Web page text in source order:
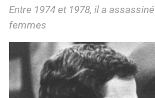
Entre 1974 et 1978, il a
femmes